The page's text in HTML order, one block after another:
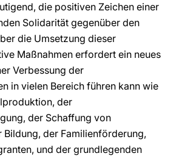
die positiven Zeichen einer
Solidarität gegenüber den
die Umsetzung dieser
Maßnahmen erfordert ein neues
Verbessung der
in vielen Bereich führen kann wie
der
der Schaffung von
der Familienförderung,
und der grundlegenden